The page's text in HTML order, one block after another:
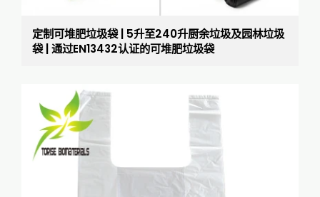
定制可堆肥垃圾袋 | 5升至240升厨余垃圾及园林垃圾
袋 | 通过EN13432认证的可堆肥垃圾袋